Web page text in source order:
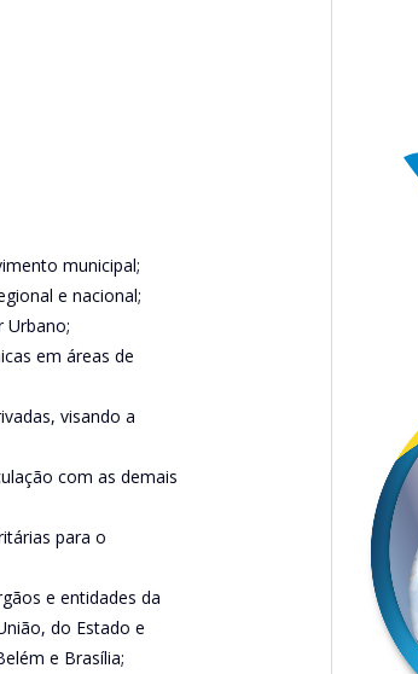
municipal;
e nacional;
Urbano;
em áreas de
visando a
com as demais
para o
e entidades da
do Estado e
e Brasília;